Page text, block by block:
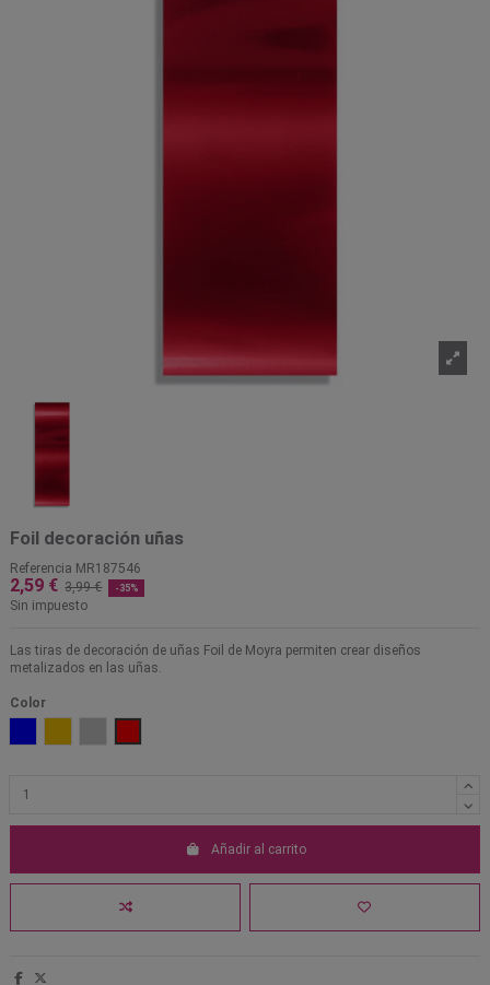
Foil decoración uñas
Referencia MR187546
2,59 € 3,99 € -35%
Sin impuesto
Las tiras de decoración de uñas Foil de Moyra permiten crear diseños
metalizados en las uñas.
Color
Añadir al carrito